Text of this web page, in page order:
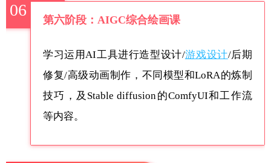
06
第六阶段：AIGC综合绘画课
学习运用AI工具进行造型设计/游戏设计/后期
修复/高级动画制作，不同模型和LoRA的炼制
技巧，及Stable diffusion的ComfyUI和工作流
等内容。